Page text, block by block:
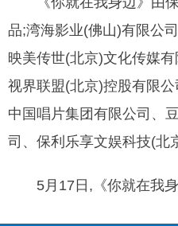
品;湾海影业(佛山)有限公
映美传世(北京)文化传媒
视界联盟(北京)控股有限
中国唱片集团有限公司、
司、保利乐享文娱科技(北
5月17日,《你就在我身